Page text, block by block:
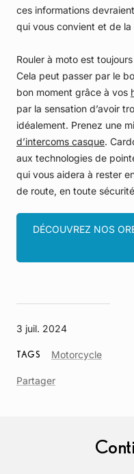
3 juil. 2024
TAGS MotorcycleArticle
Partager
ces informations
qui vous convient et de
Rouler à moto est
Cela peut passer par le
bon moment grâce à vos
par la sensation d’avoir
idéalement. Prenez une
d’intercoms casque.
aux technologies de
qui vous aidera à rester
de route, en toute
DÉCOUVREZ NOS